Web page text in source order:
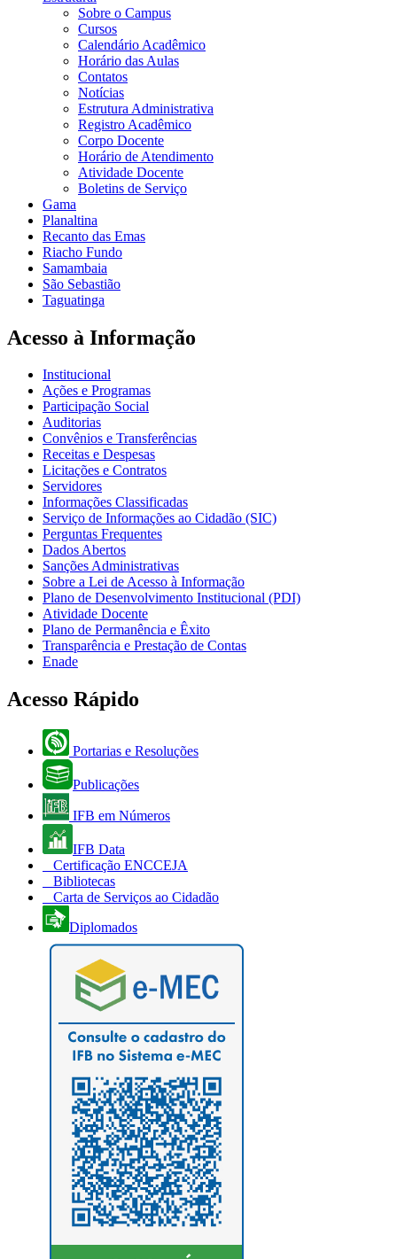
Sobre o Campus
Cursos
Calendário Acadêmico
Horário das Aulas
Contatos
Notícias
Estrutura Administrativa
Registro Acadêmico
Corpo Docente
Horário de Atendimento
Atividade Docente
Boletins de Serviço
Gama
Planaltina
Recanto das Emas
Riacho Fundo
Samambaia
São Sebastião
Taguatinga
Acesso à Informação
Institucional
Ações e Programas
Participação Social
Auditorias
Convênios e Transferências
Receitas e Despesas
Licitações e Contratos
Servidores
Informações Classificadas
Serviço de Informações ao Cidadão (SIC)
Perguntas Frequentes
Dados Abertos
Sanções Administrativas
Sobre a Lei de Acesso à Informação
Plano de Desenvolvimento Institucional (PDI)
Atividade Docente
Plano de Permanência e Êxito
Transparência e Prestação de Contas
Enade
Acesso Rápido
Portarias e Resoluções
Publicações
IFB em Números
IFB Data
Certificação ENCCEJA
Bibliotecas
Carta de Serviços ao Cidadão
Diplomados